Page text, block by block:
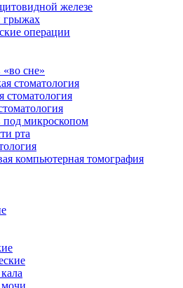
железе
грыжах
операции
сне»
стоматология
стоматология
под микроскопом
рта
компьютерная томография
мочи